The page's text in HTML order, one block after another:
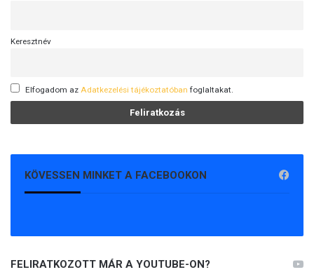
Keresztnév
Elfogadom az Adatkezelési tájékoztatóban foglaltakat.
KÖVESSEN MINKET A FACEBOOKON
FELIRATKOZOTT MÁR A YOUTUBE-ON?